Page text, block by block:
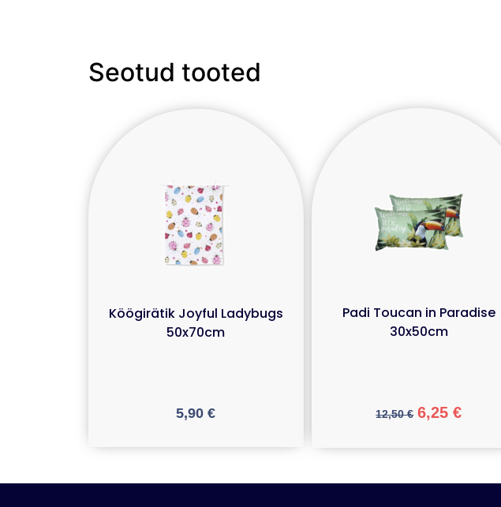
Seotud tooted
Köögirätik Joyful Ladybugs
50x70cm
5,90€
Padi Toucan in Paradise
30x50cm
12,50€ 6,25€